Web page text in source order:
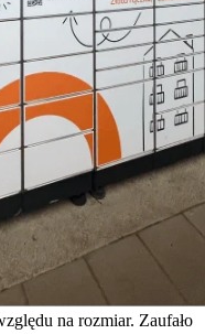
na rozmiar. Zaufało